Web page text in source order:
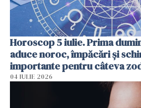
Horoscop 5 iulie. Prima
aduce noroc, împăcări și
importante pentru câteva
04 IULIE 2026